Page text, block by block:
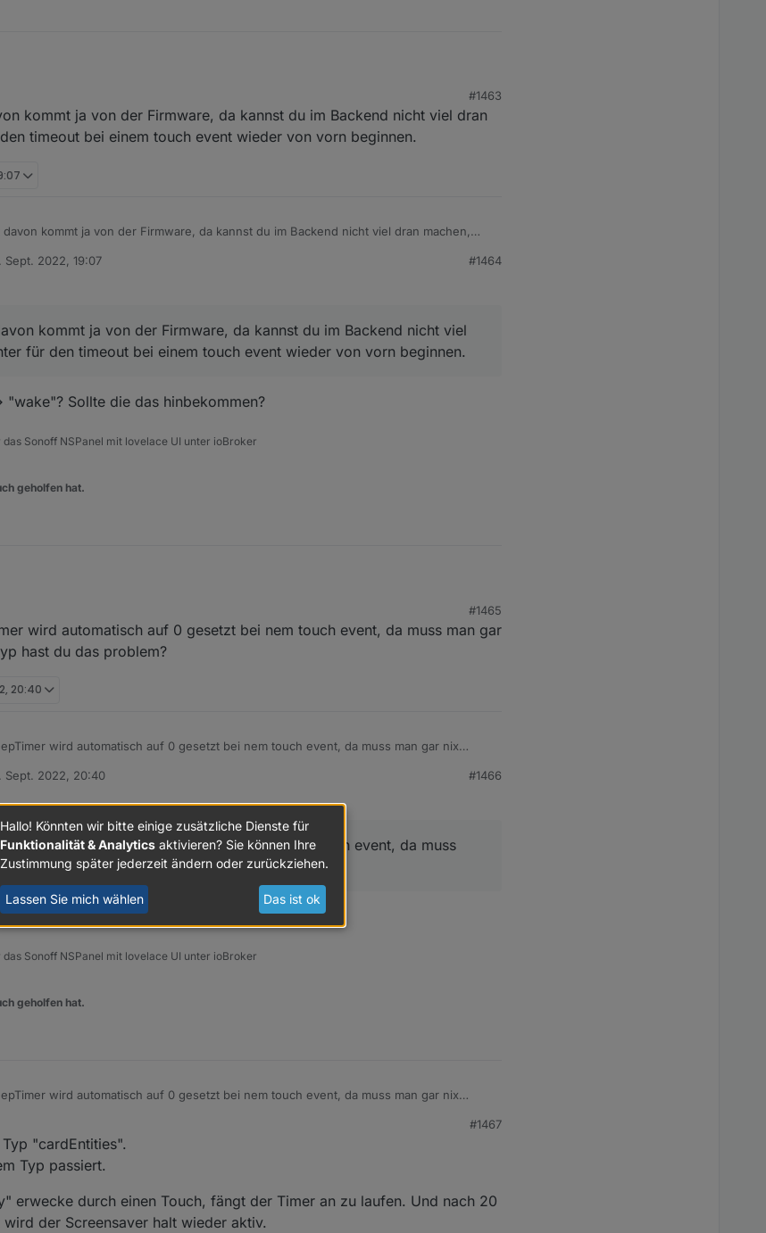
ist, evlt. kann man das im Script bei der nächsten Version mit anpassen. Ist
es ja auch ändern.
wann der Screensaver aktiv werden soll.
den Screensaver rein.
und nie der Screensaver reingeballert wird, erst wenn man dann die
#1463
kommt ja von der Firmware, da kannst du im Backend nicht viel dran
timeout bei einem touch event wieder von vorn beginnen.
kommt ja von der Firmware, da kannst du im Backend nicht viel dran machen,
Sept. 2022, 19:07
von
#1464
kommt ja von der Firmware, da kannst du im Backend nicht viel
für den timeout bei einem touch event wieder von vorn beginnen.
Sollte die das hinbekommen?
Sonoff NSPanel mit lovelace UI unter ioBroker
geholfen hat.
davon kommt ja von der Firmware, da kannst du im Backend nicht viel dran
für den timeout bei einem touch event wieder von vorn beginnen.
--> "wake"? Sollte die das hinbekommen?
#1465
wird automatisch auf 0 gesetzt bei nem touch event, da muss man gar
hast du das problem?
20:40
wird automatisch auf 0 gesetzt bei nem touch event, da muss man gar nix
Sept. 2022, 20:40
von
#1466
wird automatisch auf 0 gesetzt bei nem touch event, da muss
seitentyp hast du das problem?
;-)
Sonoff NSPanel mit lovelace UI unter ioBroker
geholfen hat.
wird automatisch auf 0 gesetzt bei nem touch event, da muss man gar nix
#1467
"cardEntities".
Typ passiert.
erwecke durch einen Touch, fängt der Timer an zu laufen. Und nach 20
der Screensaver halt wieder aktiv.
Hallo! Könnten wir bitte einige zusätzliche Dienste für
Funktionalität & Analytics aktivieren? Sie können Ihre
Zustimmung später jederzeit ändern oder zurückziehen.
Lassen Sie mich wählen Das ist ok